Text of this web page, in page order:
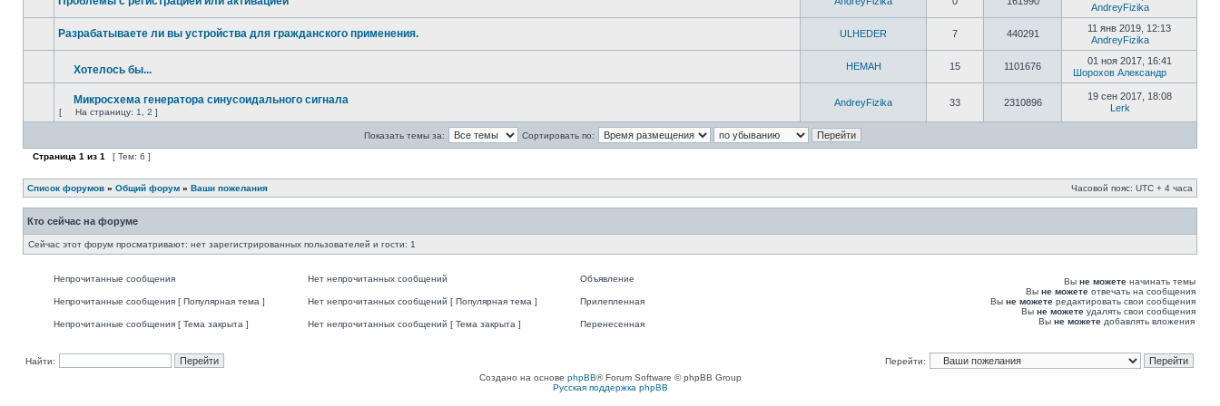
AndreyFizika
Разрабатываете ли вы устройства для гражданского применения. ULHEDER 7 440291
11 янв 2019, 12:13
AndreyFizika
Хотелось бы... HEMAH 15 1101676
01 ноя 2017, 16:41
Шорохов Александр
Микросхема генератора синусоидального сигнала
[ На страницу: 1 2 ]
AndreyFizika 33 2310896
19 сен 2017, 18:08
Lerk
Показать темы за: Сортировать по:
Страница 1 из 1 [ Тем: 6 ]
Список форумов » Общий форум » Ваши пожелания Часовой пояс: UTC + 4 часа
Кто сейчас на форуме
Сейчас этот форум просматривают: нет зарегистрированных пользователей и гости: 1
Непрочитанные сообщения Нет непрочитанных сообщений Объявление
Непрочитанные сообщения [ Популярная тема ] Нет непрочитанных сообщений [ Популярная тема ] Прилепленная
Непрочитанные сообщения [ Тема закрыта ] Нет непрочитанных сообщений [ Тема закрыта ] Перенесенная
Вы не можете начинать темы
Вы не можете отвечать на сообщения
Вы не можете редактировать свои сообщения
Вы не можете удалять свои сообщения
Вы не можете добавлять вложения
Найти:
Перейти:
Создано на основе phpBB® Forum Software © phpBB Group
Русская поддержка phpBB